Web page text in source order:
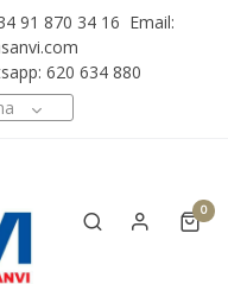
91 870 34 16 Email:
620 634 880
0